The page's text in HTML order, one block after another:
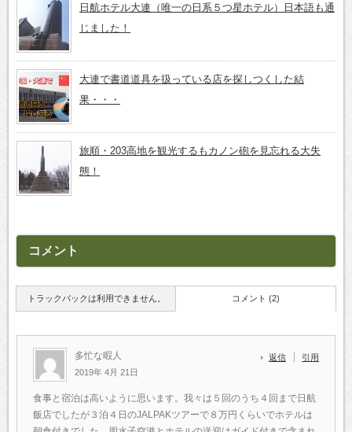
日航ホテル大連（唯一の日系５つ星ホテル）日本語も通
じました！
大連で書道道具を扱っている店を探しつくした結
果・・・
旅順・203高地を観光するもカノン砲を見忘れる大失
態！
コメント
トラックバックは利用できません。 コメント (2)
多忙な暇人
2019年 4月 21日
返信 引用
食事と宿泊は高いように思います。我々は５回のうち４回まで日航
飯店でしたが３泊４日のJALPAKツアーで８万円くらいでホテルは